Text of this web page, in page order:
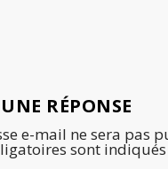
RÉPONSE
e-mail ne sera pas
sont